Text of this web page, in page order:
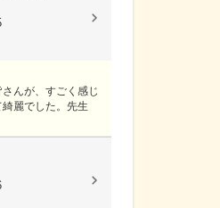
んが、すごく感じ
麗でした。先生